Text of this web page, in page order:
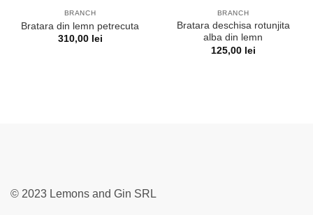
BRANCH
Bratara din lemn petrecuta
310,00 lei
BRANCH
Bratara deschisa rotunjita
alba din lemn
125,00 lei
© 2023 Lemons and Gin SRL